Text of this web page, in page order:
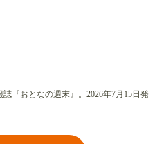
『おとなの週末』。2026年7月15日発